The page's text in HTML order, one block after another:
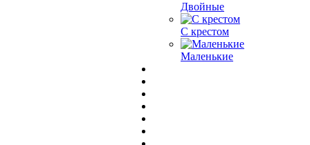
Двойные
С крестом
Маленькие